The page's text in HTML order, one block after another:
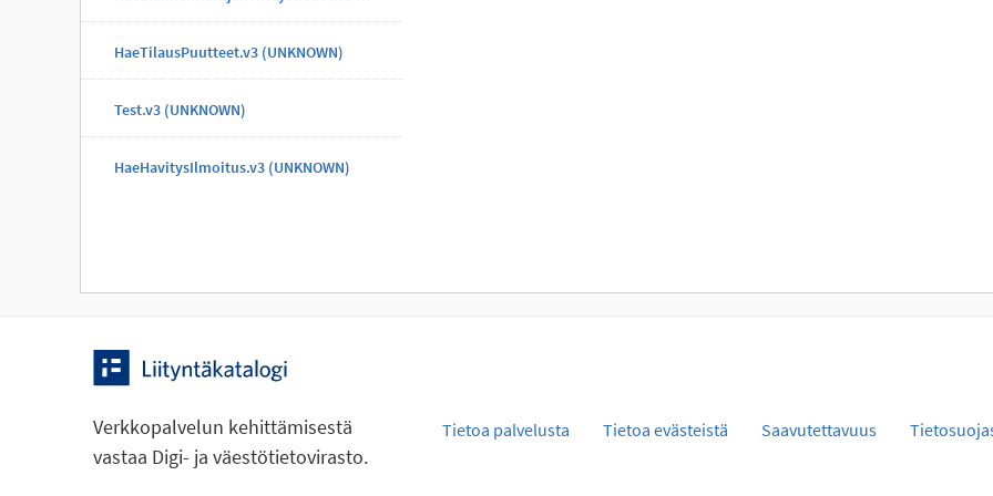
HaeTilausPuutteet.v3 (UNKNOWN)
Test.v3 (UNKNOWN)
HaeHavitysIlmoitus.v3 (UNKNOWN)
Verkkopalvelun kehittämisestä
vastaa Digi- ja väestötietovirasto.
Tietoa palvelusta Tietoa evästeistä Saavutettavuus